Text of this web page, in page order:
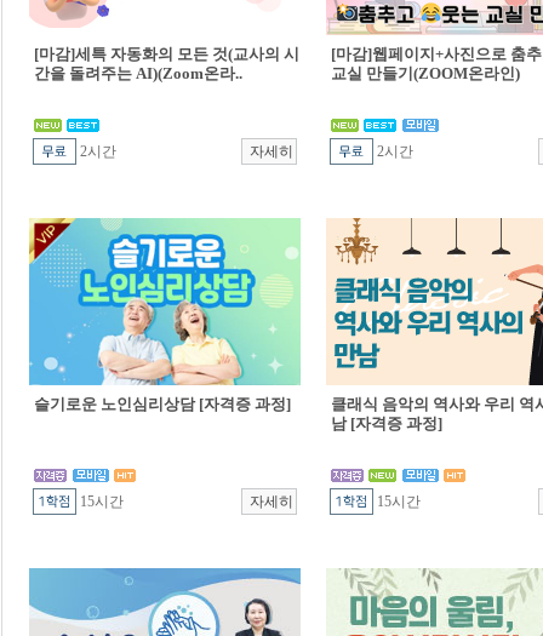
[마감]세특 자동화의 모든 것(교사의 시
간을 돌려주는 AI)(Zoom온라..
2시간
[마감]웹페이지+사진으로 춤
교실 만들기(ZOOM온라인)
2시간
슬기로운 노인심리상담 [자격증 과정]
15시간
클래식 음악의 역사와 우리 역
남 [자격증 과정]
15시간